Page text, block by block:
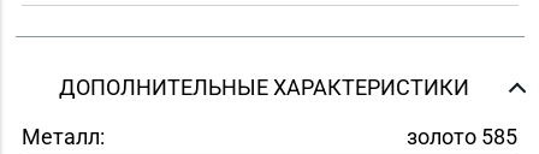
ДОПОЛНИТЕЛЬНЫЕ ХАРАКТЕРИСТИКИ
Металл:
золото 585